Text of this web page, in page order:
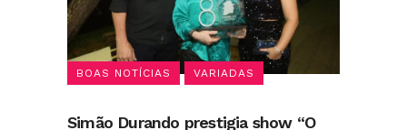
BOAS NOTÍCIAS VARIADAS
Simão Durando prestigia show “O